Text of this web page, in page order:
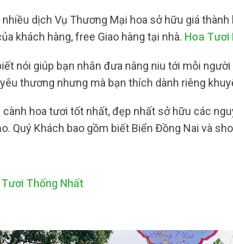
dịch Vụ Thương Mại hoa sở hữu giá
khách hàng, free Giao hàng tại nhà. Hoa Tươi
nói giúp bạn nhắn đưa nâng niu tới mỗi người
thương nhưng mà bạn thích dành riêng
hoa tươi tốt nhất, đẹp nhất sở hữu các
Quý Khách bao gồm biết Biển Đồng Nai và
Thống Nhất